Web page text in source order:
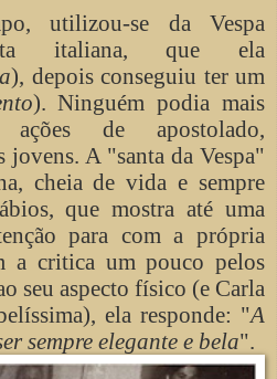
utilizou-se da Vespa
italiana, que ela
), depois conseguiu ter um
). Ninguém podia mais
de apostolado,
jovens. A "santa da Vespa"
cheia de vida e sempre
que mostra até uma
para com a própria
a critica um pouco pelos
seu aspecto físico (e Carla
ela responde: "A
sempre elegante e bela".